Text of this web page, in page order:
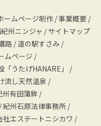
ームページ制作 /事業概要 /
州ニンジャ / サイトマップ
路 / 道の駅すさみ /
ムページ /
うたげHANARE」
/
流し天然温泉 /
州有田蒲鉾 /
/紀州石原法律事務所 /
社エステートニシカワ /